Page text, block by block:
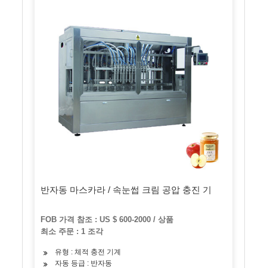
반자동 마스카라 / 속눈썹 크림 공압 충진 기
FOB 가격 참조 : US $ 600-2000 / 상품
최소 주문 : 1 조각
유형 : 체적 충전 기계
자동 등급 : 반자동